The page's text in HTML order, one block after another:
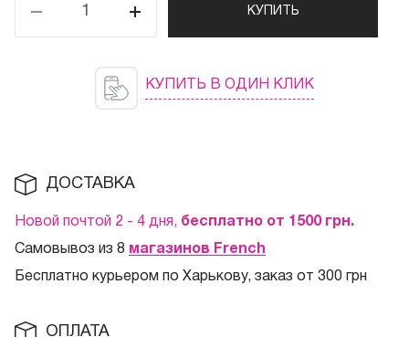
КУПИТЬ
КУПИТЬ В ОДИН КЛИК
ДОСТАВКА
Новой почтой 2 - 4 дня, бесплатно от 1500 грн.
Самовывоз из 8 магазинов French
Бесплатно курьером по Харькову, заказ от 300 грн
ОПЛАТА